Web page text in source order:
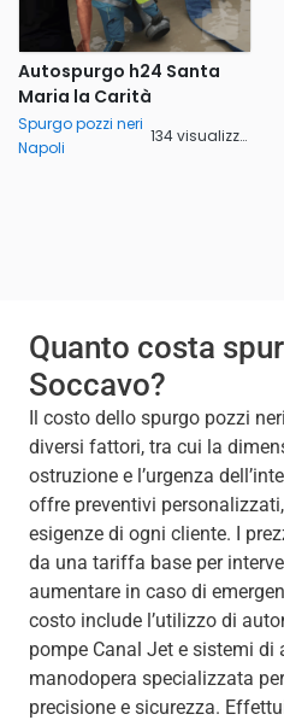
Autospurgo h24 Santa
Maria la Carità
Spurgo pozzi neri
Napoli
134 visualizzazioni
Quanto costa
Soccavo?
Il costo dello spurgo pozzi
diversi fattori, tra cui la
ostruzione e l’urgenza
offre preventivi
esigenze di ogni cliente. I
da una tariffa base per
aumentare in caso di
costo include l’utilizzo di
pompe Canal Jet e sistemi di
manodopera specializzata
precisione e sicurezza.